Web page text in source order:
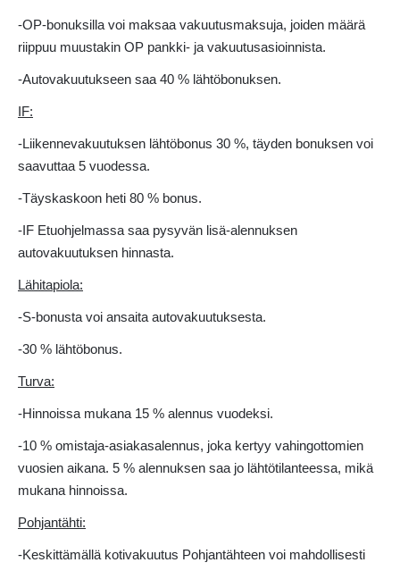
-OP-bonuksilla voi maksaa vakuutusmaksuja, joiden määrä
riippuu muustakin OP pankki- ja vakuutusasioinnista.
-Autovakuutukseen saa 40 % lähtöbonuksen.
IF:
-Liikennevakuutuksen lähtöbonus 30 %, täyden bonuksen voi
saavuttaa 5 vuodessa.
-Täyskaskoon heti 80 % bonus.
-IF Etuohjelmassa saa pysyvän lisä-alennuksen
autovakuutuksen hinnasta.
Lähitapiola:
-S-bonusta voi ansaita autovakuutuksesta.
-30 % lähtöbonus.
Turva:
-Hinnoissa mukana 15 % alennus vuodeksi.
-10 % omistaja-asiakasalennus, joka kertyy vahingottomien
vuosien aikana. 5 % alennuksen saa jo lähtötilanteessa, mikä
mukana hinnoissa.
Pohjantähti:
-Keskittämällä kotivakuutus Pohjantähteen voi mahdollisesti